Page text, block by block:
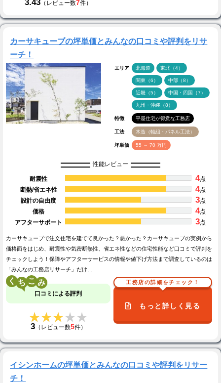
3.43 （レビュー数7件）
カーサキューブの坪単価とみんなの口コミや評判をリサ
ーチ！
エリア 北海道 東北（4）
関東（6） 中部（8）
近畿（5） 中国・四国（7）
九州・沖縄（8）
特徴 平屋住宅が得意な工務店
工法 木造（軸組・パネル工法）
坪単価 55 ～ 70 万円
性能レビュー
耐震性 4点
断熱/省エネ性
4点
設計の自由度
3点
価格
4点
アフターサポート
3点
カーサキューブで注文住宅を建てて良かった？悪かった？カーサキューブの実例から
価格面をはじめ、耐震性や気密断熱性、省エネ性などの住宅性能など口コミで評判を
チェックしよう！保障やアフターサービスの情報や値下げ方法まで調査しているのは
「みんなの工務店リサーチ」だけ…
く こ
口コミによる評判
★★★★★
★★★★★
3（レビュー数5件）
工務店の詳細をチェック！
もっと詳しく見る
イシンホームの坪単価とみんなの口コミや評判をリサー
チ！